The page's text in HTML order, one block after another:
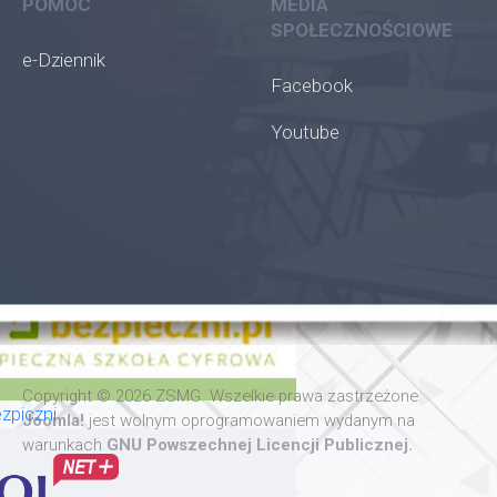
POMOC
e-Dziennik
MEDIA
SPOŁECZNOŚCIOWE
Facebook
Youtube
Copyright © 2026 ZSMG. Wszelkie prawa zastrzeżone.
Joomla! jest wolnym oprogramowaniem wydanym na
warunkach GNU Powszechnej Licencji Publicznej.